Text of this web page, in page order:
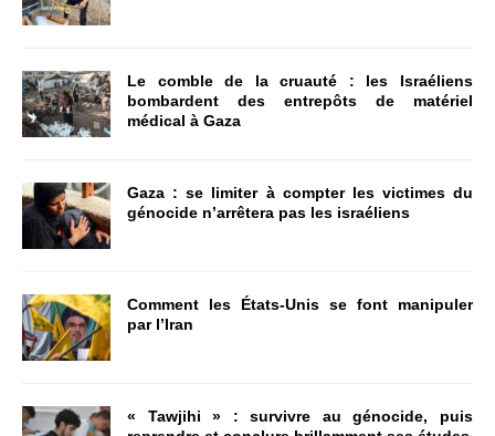
Le comble de la cruauté : les Israéliens
bombardent des entrepôts de matériel
médical à Gaza
Gaza : se limiter à compter les victimes du
génocide n’arrêtera pas les israéliens
Comment les États-Unis se font manipuler
par l’Iran
« Tawjihi » : survivre au génocide, puis